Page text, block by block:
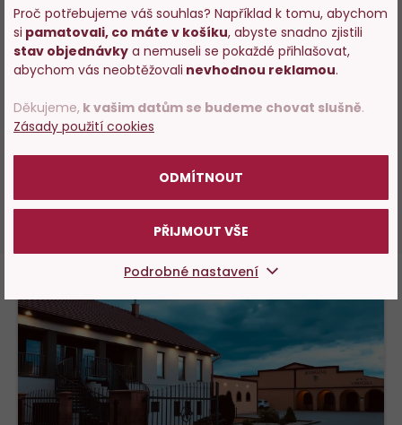
Moravíno Valtice - záruka spokojenosti. Špičková vína.
OVĚŘENÝ ZÁKAZNÍK
Lenka Davidová , hodnocení:
DALŠÍCH 10 HODNOCENÍ
Proč potřebujeme váš souhlas? Například k tomu, abychom
si pamatovali, co máte v košíku, abyste snadno zjistili
stav objednávky a nemuseli se pokaždé přihlašovat,
abychom vás neobtěžovali nevhodnou reklamou.
Děkujeme, k vašim datům se budeme chovat slušně.
Zásady použití cookies
ODMÍTNOUT
PŘIJMOUT VŠE
Podrobné nastavení
Vstupujete na stránky
s prodejem alkoholu. Prosím